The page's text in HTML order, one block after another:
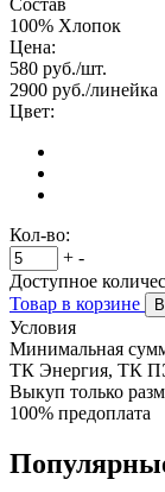
100% Хлопок
Цена:
580 руб./шт.
2900 руб./линейка
Цвет:
Кол-во:
+ -
Доступное
Товар в корзине
Условия
Минимальная
ТК Энергия, ТК
Выкуп только
100% предоплата